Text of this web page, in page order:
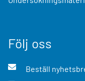
Följ oss
Beställ